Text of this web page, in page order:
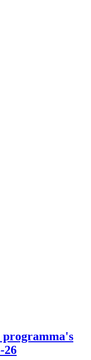
programma's
26